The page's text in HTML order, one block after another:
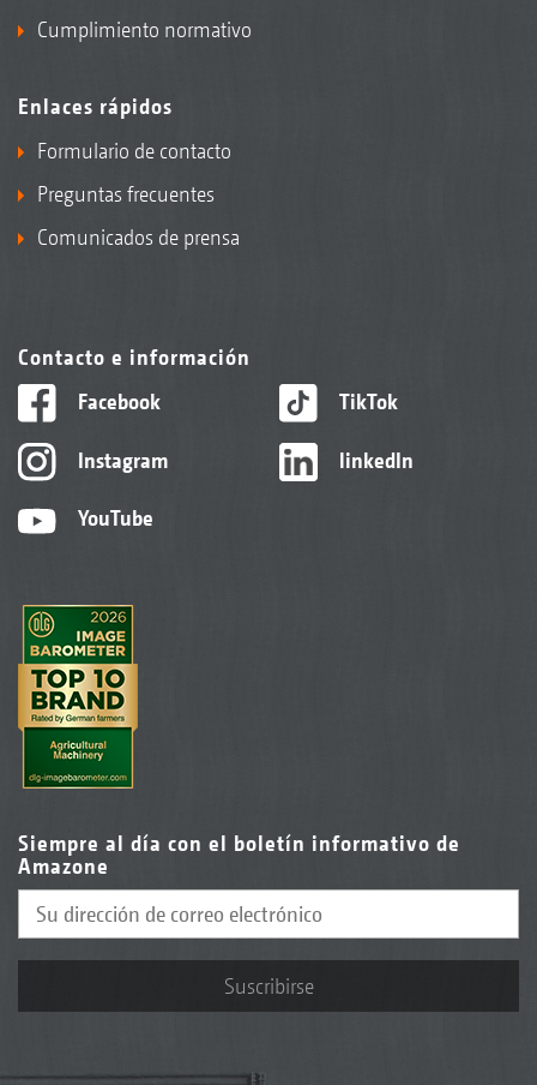
Cumplimiento normativo
Enlaces rápidos
Formulario de contacto
Preguntas frecuentes
Comunicados de prensa
Contacto e información
Facebook
Instagram
YouTube
TikTok
linkedIn
Siempre al día con el boletín informativo de
Amazone
Suscribirse